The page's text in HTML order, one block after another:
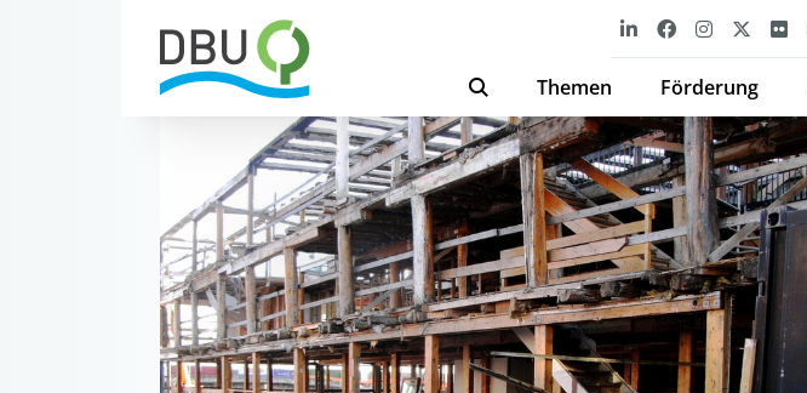
Themen Förderung